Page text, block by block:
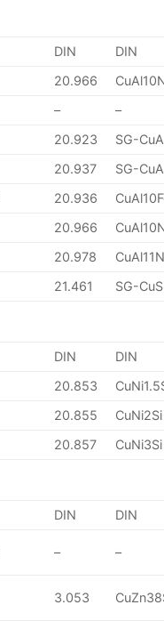
DIN
DIN
20.966
–
–
20.923
SG-
20.937
SG-
20.936
20.966
20.978
21.461 SG-
DIN
DIN
20.853
20.855
CuNi2Si
20.857 CuNi3Si
DIN DIN
– –
3.053